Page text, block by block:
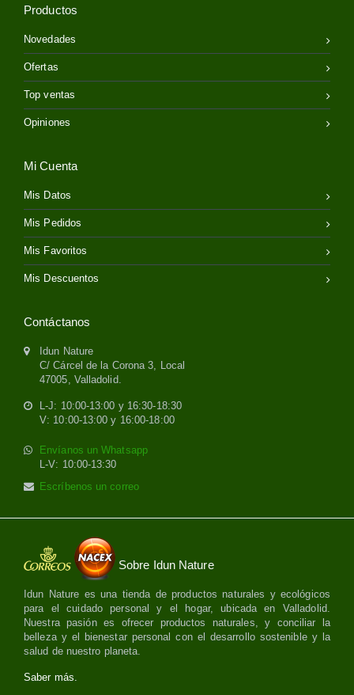
Productos
Novedades
Ofertas
Top ventas
Opiniones
Mi Cuenta
Mis Datos
Mis Pedidos
Mis Favoritos
Mis Descuentos
Contáctanos
Idun Nature
C/ Cárcel de la Corona 3, Local
47005, Valladolid.
L-J: 10:00-13:00 y 16:30-18:30
V: 10:00-13:00 y 16:00-18:00
Envíanos un Whatsapp
L-V: 10:00-13:30
Escríbenos un correo
Sobre Idun Nature
Idun Nature es una tienda de productos naturales y ecológicos
para el cuidado personal y el hogar, ubicada en Valladolid.
Nuestra pasión es ofrecer productos naturales, y conciliar la
belleza y el bienestar personal con el desarrollo sostenible y la
salud de nuestro planeta.
Saber más.